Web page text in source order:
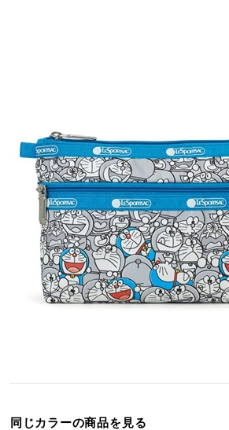
同じカラーの商品を見る